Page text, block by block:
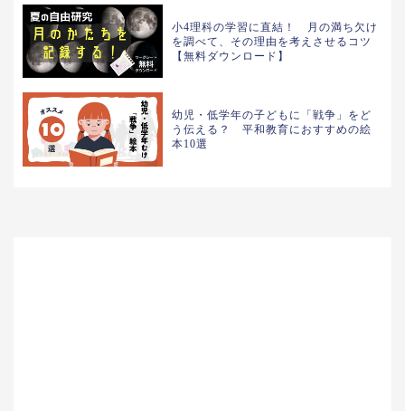
小4理科の学習に直結！ 月の満ち欠け
を調べて、その理由を考えさせるコツ
【無料ダウンロード】
幼児・低学年の子どもに「戦争」をど
う伝える？ 平和教育におすすめの絵
本10選